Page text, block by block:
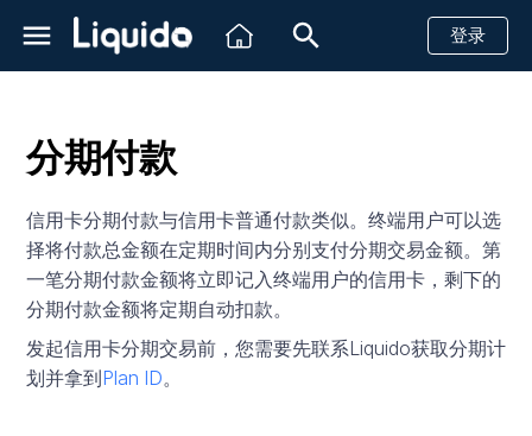
初
化
引
登录
简介
到账时间
沙箱测试
巴西
查询汇款状态
回调消息
查询汇款状态
回调消息
查询汇款状态
回调消息
查询汇款状态
回调消息
查询汇款状态
回调消息
创建一个支付请求
PIX
Boleto
PicPay
退款
取消未完成的支付
查询支付状态
创建一个支付请求
银行转账
现金支付
退款
查询支付状态
查询退款状态
创建一个支付请求
PSE转账
现金支付
退款
获取PSE金融机构列表
查询支付状态
创建一个支付请求
WebPay
Khipu
Mach
退款
查询支付状态
查询退款状态
创建一个支付请求
现金支付
银行转账
电子钱包
退款
查询支付状态
查询退款状态
创建一个支付请求
退款
查询支付状态
查询退款状态
创建一个支付请求
退款
查询支付状态
查询退款状态
创建卡信息
查询卡信息
创建一个Direct流程的信用卡
HTTP请求
HTTP Headers 字段说明
Request Body 字段说明
创建一个支付请求
退款
查询支付状态
查询退款状态
创建一个支付请求
退款
查询支付状态
查询退款状态
创建一个支付请求
退款
查询支付状态
查询退款状态
创建一个支付请求
退款
查询支付状态
查询退款状态
创建一个支付请求
退款
查询支付状态
查询退款状态
创建一个支付请求
退款
查询支付状态
查询退款状态
创建一个支付请求
退款
查询支付状态
查询退款状态
创建一个支付请求
退款
查询支付状态
查询退款状态
创建一个支付请求
退款
查询支付状态
查询退款状态
计划ID
查询单个计划
查询所有计划
创建方案
创建多目的方案
查询单个方案
简介
创建虚拟账号
获取虚拟账号信息
关闭虚拟账户
简介
快速开始
参考文档
简介
API 查询支付链接详情
退款
取消
仪表板
Shopify
Magento2
VTEX
简介
Http状态码
银行相关状态码
WhatsApp状态码
查看账户实时余额
查询账单数据
子商户
查询多个子账户余额
查询子商户流水
带风控信息的汇款
带风控信息的收款
简介
发送消息 付款成功提醒
恢复未支付款项
快递
客户支持
回复消息
分期付款
信用卡分期付款与信用卡普通付款类似。终端用户可以选
择将付款总金额在定期时间内分别支付分期交易金额。第
一笔分期付款金额将立即记入终端用户的信用卡，剩下的
分期付款金额将定期自动扣款。
发起信用卡分期交易前，您需要先联系Liquido获取分期计
划并拿到Plan ID。